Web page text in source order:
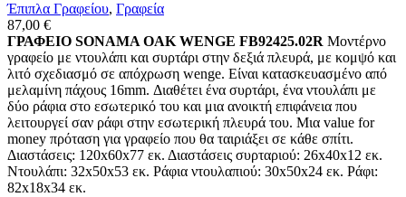
Έπιπλα Γραφείου, Γραφεία
87,00 €
ΓΡΑΦΕΙΟ SONAMA OAK WENGE FB92425.02R Μοντέρνο
γραφείο με ντουλάπι και συρτάρι στην δεξιά πλευρά, με κομψό και
λιτό σχεδιασμό σε απόχρωση wenge. Είναι κατασκευασμένο από
μελαμίνη πάχους 16mm. Διαθέτει ένα συρτάρι, ένα ντουλάπι με
δύο ράφια στο εσωτερικό του και μια ανοικτή επιφάνεια που
λειτουργεί σαν ράφι στην εσωτερική πλευρά του. Μια value for
money πρόταση για γραφείο που θα ταιριάξει σε κάθε σπίτι.
Διαστάσεις: 120x60x77 εκ. Διαστάσεις συρταριού: 26x40x12 εκ.
Ντουλάπι: 32x50x53 εκ. Ράφια ντουλαπιού: 30x50x24 εκ. Ράφι:
82x18x34 εκ.